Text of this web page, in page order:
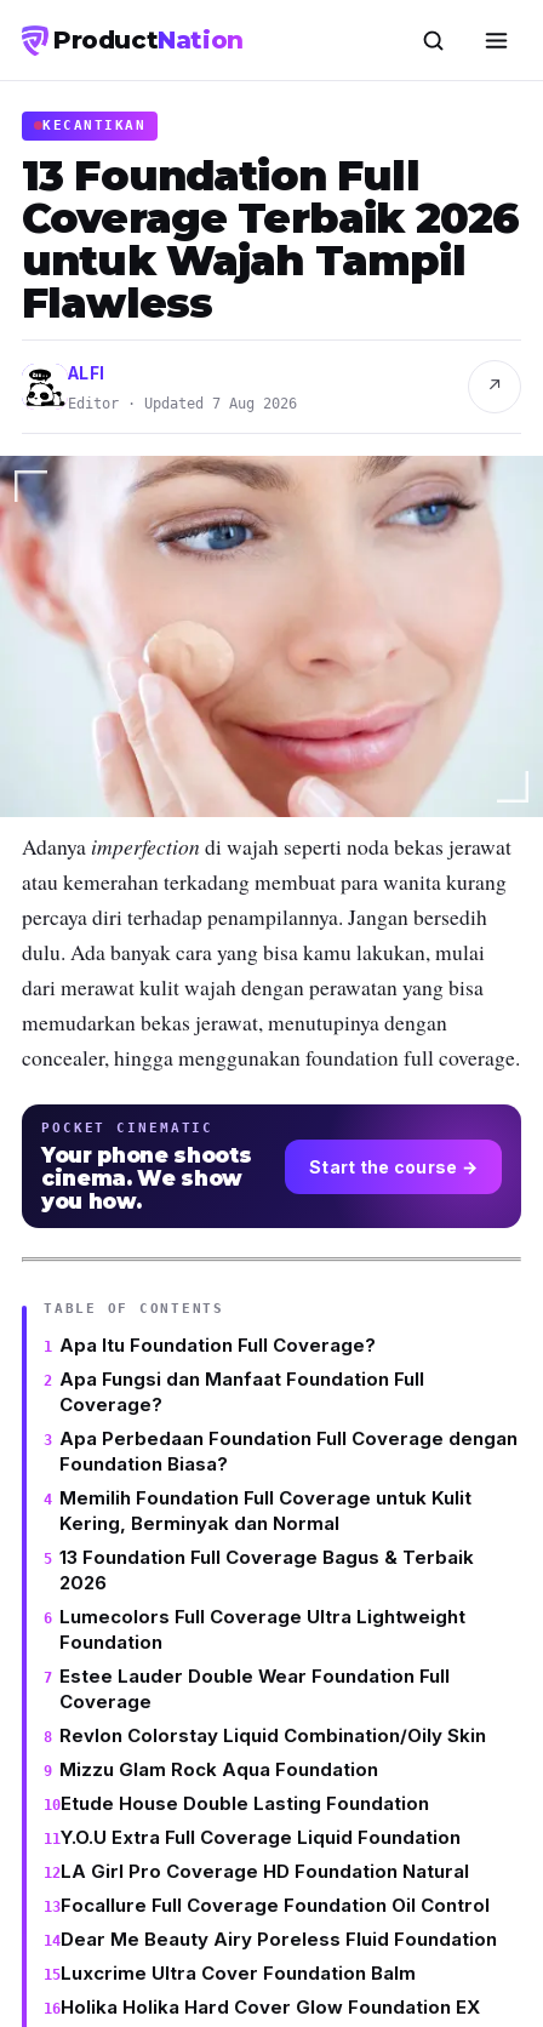
ProductNation
KECANTIKAN
13 Foundation Full
Coverage Terbaik 2026
untuk Wajah Tampil
Flawless
ALFI
Editor · Updated 7 Aug 2026
↗
Adanya imperfection di wajah seperti noda bekas jerawat
atau kemerahan terkadang membuat para wanita kurang
percaya diri terhadap penampilannya. Jangan bersedih
dulu. Ada banyak cara yang bisa kamu lakukan, mulai
dari merawat kulit wajah dengan perawatan yang bisa
memudarkan bekas jerawat, menutupinya dengan
concealer, hingga menggunakan foundation full coverage.
POCKET CINEMATIC
Your phone shoots
cinema. We show
you how.
Start the course →
TABLE OF CONTENTS
Apa Itu Foundation Full Coverage?
Apa Fungsi dan Manfaat Foundation Full
Coverage?
Apa Perbedaan Foundation Full Coverage dengan
Foundation Biasa?
Memilih Foundation Full Coverage untuk Kulit
Kering, Berminyak dan Normal
13 Foundation Full Coverage Bagus & Terbaik
2026
Lumecolors Full Coverage Ultra Lightweight
Foundation
Estee Lauder Double Wear Foundation Full
Coverage
Revlon Colorstay Liquid Combination/Oily Skin
Mizzu Glam Rock Aqua Foundation
Etude House Double Lasting Foundation
Y.O.U Extra Full Coverage Liquid Foundation
LA Girl Pro Coverage HD Foundation Natural
Focallure Full Coverage Foundation Oil Control
Dear Me Beauty Airy Poreless Fluid Foundation
Luxcrime Ultra Cover Foundation Balm
Holika Holika Hard Cover Glow Foundation EX